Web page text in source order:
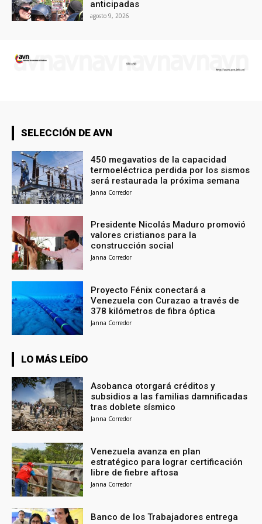
anticipadas
agosto 9, 2026
SELECCIÓN DE AVN
450 megavatios de la capacidad
termoeléctrica perdida por los sismos
será restaurada la próxima semana
Janna Corredor
Presidente Nicolás Maduro promovió
valores cristianos para la
construcción social
Janna Corredor
Proyecto Fénix conectará a
Venezuela con Curazao a través de
378 kilómetros de fibra óptica
Janna Corredor
LO MÁS LEÍDO
Asobanca otorgará créditos y
subsidios a las familias damnificadas
tras doblete sísmico
Janna Corredor
Venezuela avanza en plan
estratégico para lograr certificación
libre de fiebre aftosa
Janna Corredor
Banco de los Trabajadores entrega